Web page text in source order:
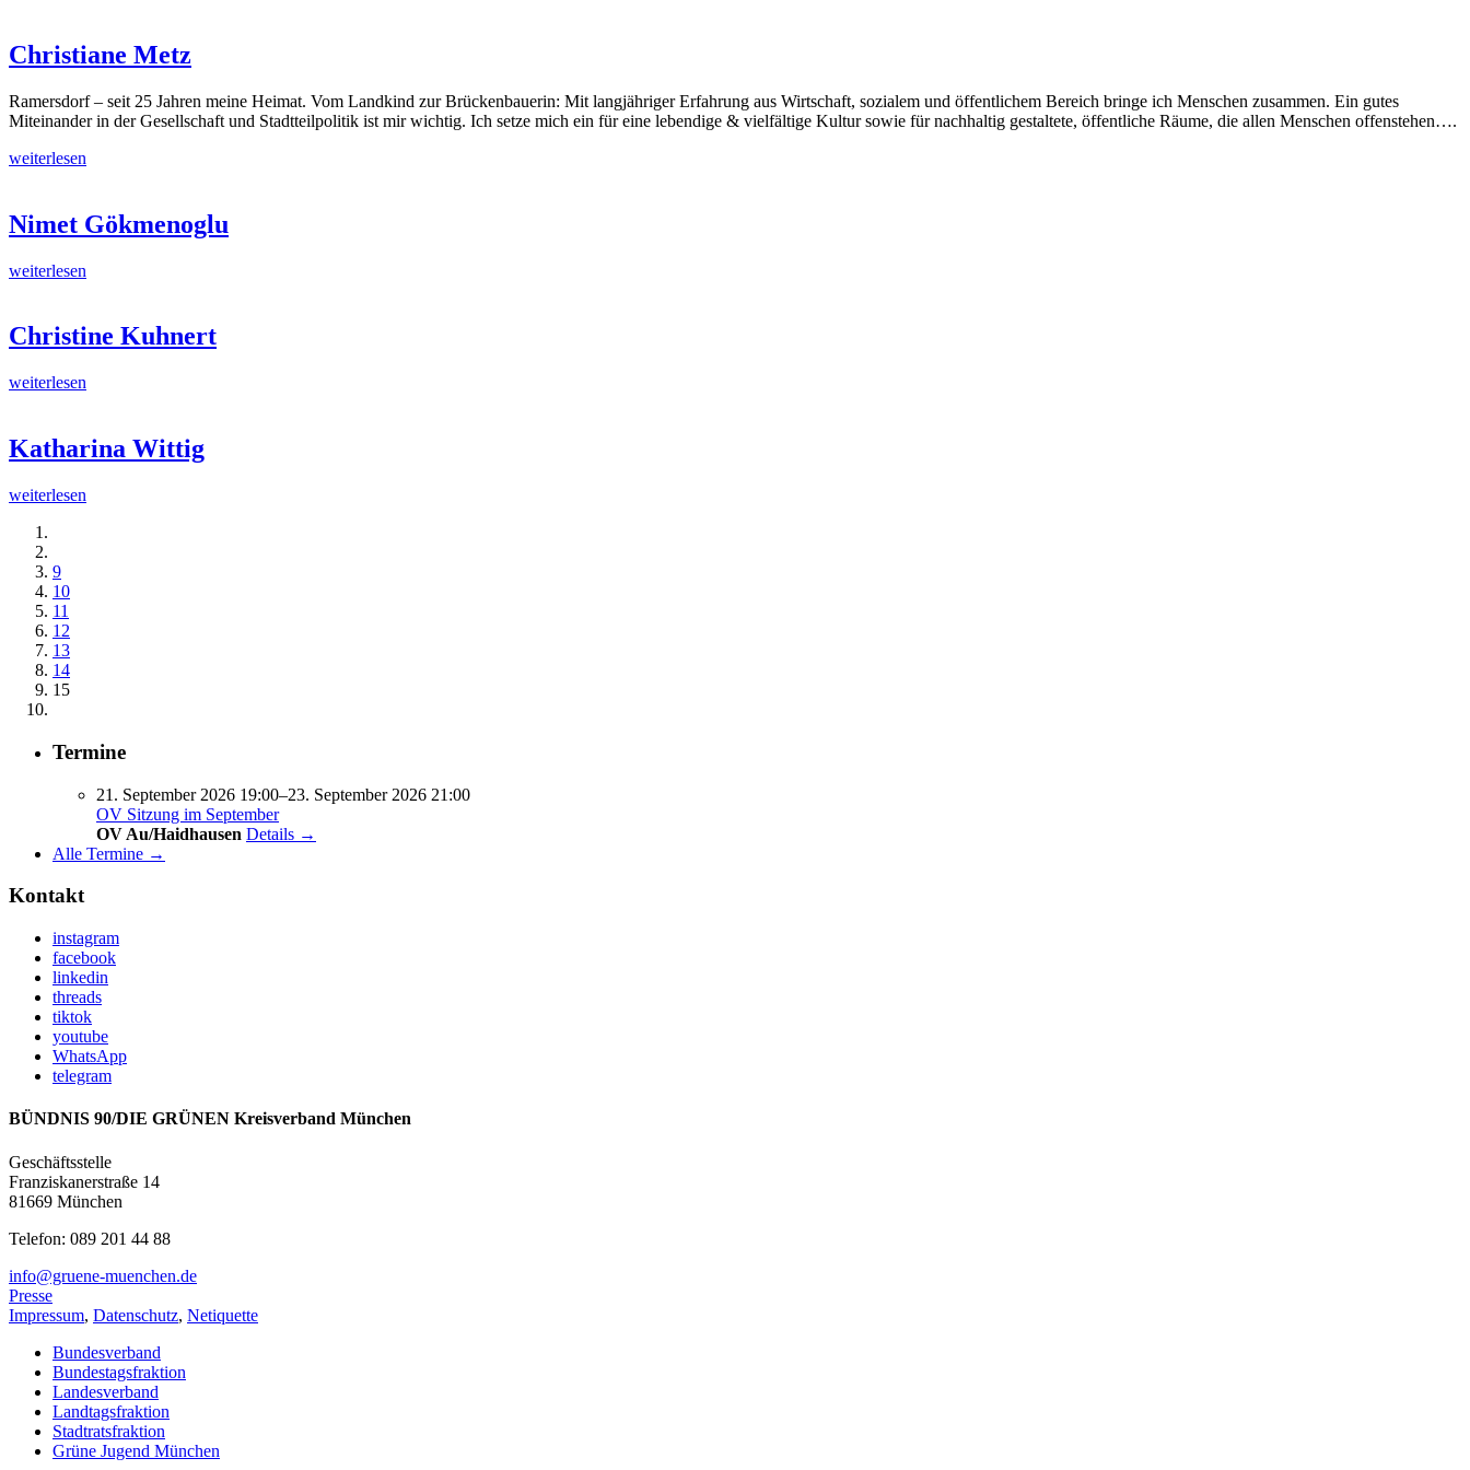
Christiane Metz
Ramersdorf – seit 25 Jahren meine Heimat. Vom Landkind zur Brückenbauerin: Mit langjähriger Erfahrung aus Wirtschaft, sozialem und öffentlichem Bereich bringe ich Menschen zusammen. Ein gutes
Miteinander in der Gesellschaft und Stadtteilpolitik ist mir wichtig. Ich setze mich ein für eine lebendige & vielfältige Kultur sowie für nachhaltig gestaltete, öffentliche Räume, die allen Menschen offenstehen….
weiterlesen
Nimet Gökmenoglu
weiterlesen
Christine Kuhnert
weiterlesen
Katharina Wittig
weiterlesen
9
10
11
12
13
14
15
Termine
21. September 2026 19:00–23. September 2026 21:00
OV Sitzung im September
OV Au/Haidhausen Details →
Alle Termine →
Kontakt
instagram
facebook
linkedin
threads
tiktok
youtube
WhatsApp
telegram
BÜNDNIS 90/DIE GRÜNEN Kreisverband München
Geschäftsstelle
Franziskanerstraße 14
81669 München
Telefon: 089 201 44 88
info@gruene-muenchen.de
Presse
Impressum, Datenschutz, Netiquette
Bundesverband
Bundestagsfraktion
Landesverband
Landtagsfraktion
Stadtratsfraktion
Grüne Jugend München